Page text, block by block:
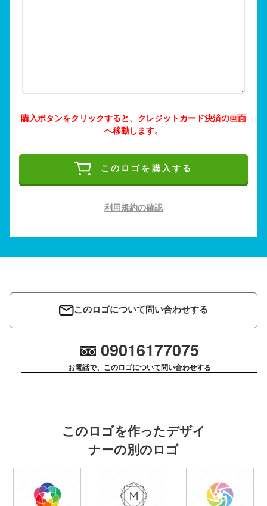
購入ボタンをクリックすると、クレジットカード決済の画面
へ移動します。
このロゴを購入する
利用規約の確認
このロゴについて問い合わせする
09016177075
お電話で、このロゴについて問い合わせする
このロゴを作ったデザイ
ナーの別のロゴ